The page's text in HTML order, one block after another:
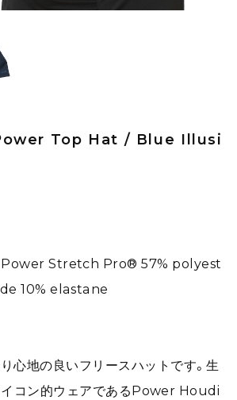
Top Hat / Blue Illusi
Power Stretch Pro® 57% polyest
10% elastane
心地の良いフリースハットです。生
コン的ウェアであるPower Houdi